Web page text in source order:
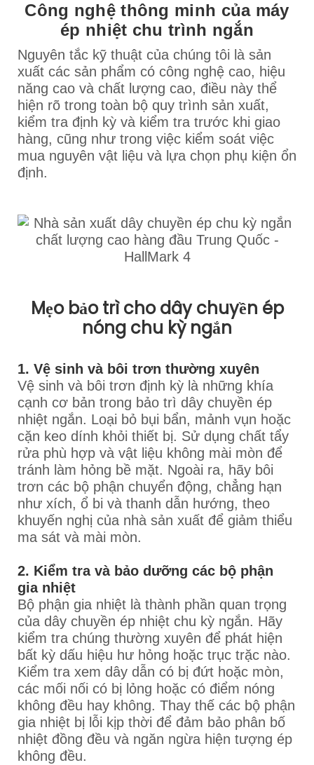
Công nghệ thông minh của máy
ép nhiệt chu trình ngắn
Nguyên tắc kỹ thuật của chúng tôi là sản
xuất các sản phẩm có công nghệ cao, hiệu
năng cao và chất lượng cao, điều này thể
hiện rõ trong toàn bộ quy trình sản xuất,
kiểm tra định kỳ và kiểm tra trước khi giao
hàng, cũng như trong việc kiểm soát việc
mua nguyên vật liệu và lựa chọn phụ kiện ổn
định.
Mẹo bảo trì cho dây chuyền ép
nóng chu kỳ ngắn
1. Vệ sinh và bôi trơn thường xuyên
Vệ sinh và bôi trơn định kỳ là những khía
cạnh cơ bản trong bảo trì dây chuyền ép
nhiệt ngắn. Loại bỏ bụi bẩn, mảnh vụn hoặc
cặn keo dính khỏi thiết bị. Sử dụng chất tẩy
rửa phù hợp và vật liệu không mài mòn để
tránh làm hỏng bề mặt. Ngoài ra, hãy bôi
trơn các bộ phận chuyển động, chẳng hạn
như xích, ổ bi và thanh dẫn hướng, theo
khuyến nghị của nhà sản xuất để giảm thiểu
ma sát và mài mòn.
2. Kiểm tra và bảo dưỡng các bộ phận
gia nhiệt
Bộ phận gia nhiệt là thành phần quan trọng
của dây chuyền ép nhiệt chu kỳ ngắn. Hãy
kiểm tra chúng thường xuyên để phát hiện
bất kỳ dấu hiệu hư hỏng hoặc trục trặc nào.
Kiểm tra xem dây dẫn có bị đứt hoặc mòn,
các mối nối có bị lỏng hoặc có điểm nóng
không đều hay không. Thay thế các bộ phận
gia nhiệt bị lỗi kịp thời để đảm bảo phân bố
nhiệt đồng đều và ngăn ngừa hiện tượng ép
không đều.